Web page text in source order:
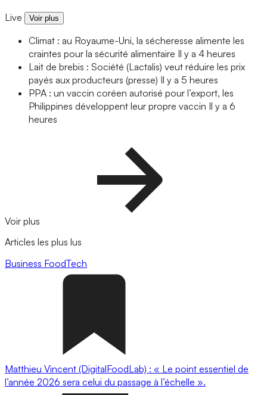
Live Voir plus
Climat : au Royaume-Uni, la sécheresse alimente les
craintes pour la sécurité alimentaire Il y a 4 heures
Lait de brebis : Société (Lactalis) veut réduire les prix
payés aux producteurs (presse) Il y a 5 heures
PPA : un vaccin coréen autorisé pour l’export, les
Philippines développent leur propre vaccin Il y a 6
heures
Voir plus
Articles les plus lus
Business FoodTech
Matthieu Vincent (DigitalFoodLab) : « Le point essentiel de
l’année 2026 sera celui du passage à l’échelle ».